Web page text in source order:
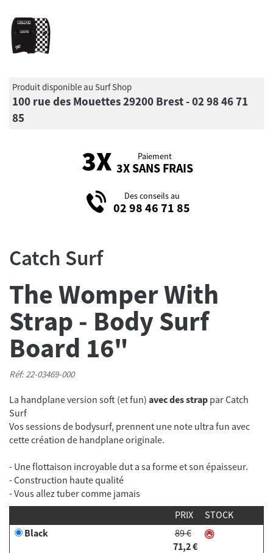
Produit disponible au Surf Shop
100 rue des Mouettes 29200 Brest - 02 98 46 71
85
Paiement
3X SANS FRAIS
Des conseils au
02 98 46 71 85
Catch Surf
The Womper With
Strap - Body Surf
Board 16"
Réf: 22-03469-000
La handplane version soft (et fun) avec des strap par Catch
Surf
Vos sessions de bodysurf, prennent une note ultra fun avec
cette création de handplane originale.
- Une flottaison incroyable dut a sa forme et son épaisseur.
- Construction haute qualité
- Vous allez tuber comme jamais
PRIX
STOCK
Black
89 €
71,2 €